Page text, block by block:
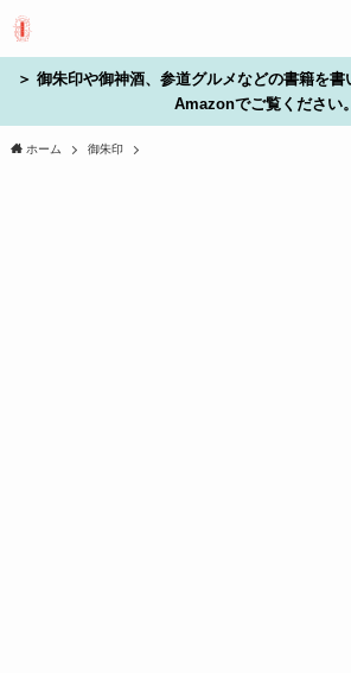
＞ 御朱印や御神酒、参道グルメなどの書籍を
Amazonでご覧ください。
ホーム 御朱印